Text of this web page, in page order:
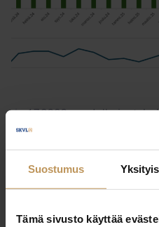
Suostumus
Tämä sivusto käyttää
1.7.2026
Julkaisut,
Yleinen